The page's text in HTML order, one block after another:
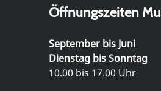
Öffnungszeiten
September bis Juni
Dienstag bis Sonntag
10.00 bis 17.00 Uhr